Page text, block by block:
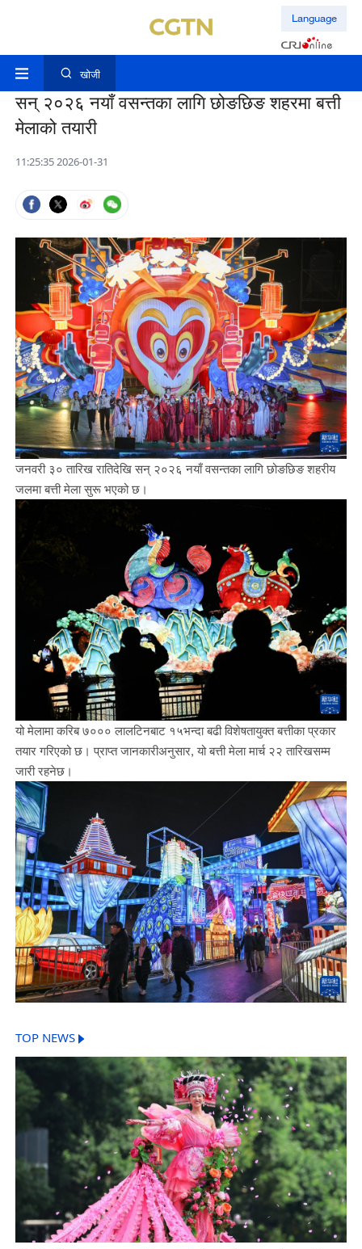
Language
खोजी
सन् २०२६ नयाँ वसन्तका लागि छोङछिङ शहरमा बत्ती
मेलाको तयारी
11:25:35 2026-01-31
जनवरी ३० तारिख रातिदेखि सन् २०२६ नयाँ वसन्तका लागि छोङछिङ शहरीय
जलमा बत्ती मेला सुरू भएको छ।
यो मेलामा करिब ७००० लालटिनबाट १५भन्दा बढी विशेषतायुक्त बत्तीका प्रकार
तयार गरिएको छ। प्राप्त जानकारीअनुसार, यो बत्ती मेला मार्च २२ तारिखसम्म
जारी रहनेछ।
TOP NEWS